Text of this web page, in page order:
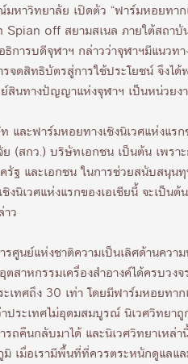
หาวิทยาลัย เปิดตัว “ฟาร์มหอยทา
Spian off สยามสเนล ภายใต้ส
ารบดีจุฬาฯ กล่าวว่าจุฬาฯมีแนวท
จดสิทธิบัตรสู่การใช้ประโยชน์ จึ
นทางปัญญาแห่งจุฬาฯ เป็นหน่วยง
และฟาร์มหอยทางเชิงนิเวศแห่งแร
(สกว.) บริษัทเอกชน เป็นต้น เพร
ฐ และเอกชน ในการช่วยสนับสนุนทุ
งนิเวศแห่งแรกของเอเชียนี้ จะเป็
ว
นย์แห่งชาติความเป็นเลิศด้านควา
สาหกรรมเครื่องสำอางค์ได้ครบว
ะเทศถึง 30 เท่า โดยมีฟาร์มหอยท
ระเทศไม่อุดมสมบูรณ์ นิเวศวิทยา
ถคืนกลับมาได้ และนิเวศวิทยาเห
เมื่อเรามีพื้นที่ที่ควรตระหนักดูแลแ